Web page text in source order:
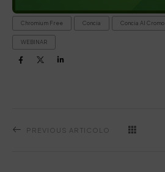
Chromium Free Concia Concia Al Cromo
WEBINAR
PREVIOUS ARTICOLO